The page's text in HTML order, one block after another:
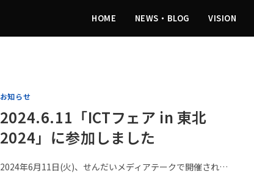
HOME NEWS・BLOG VISION
お知らせ
2024.6.11「ICTフェア in 東北
2024」に参加しました
2024年6月11日(火)、せんだいメディアテークで開催され…